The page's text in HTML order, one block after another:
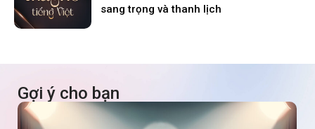
sang trọng và thanh lịch
Gợi ý cho bạn